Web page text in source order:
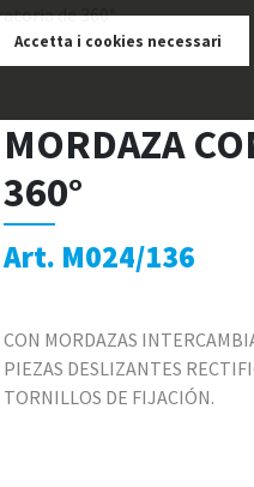
Accetta i cookies necessari
de 360°
MORDAZA
360°
Art. M024/136
CON MORDAZAS
PIEZAS DESLIZANTES
TORNILLOS DE FIJACIÓN.